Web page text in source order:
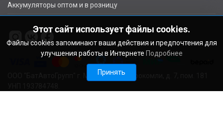
Аккумуляторы оптом и в розницу
ООО "БатАвтоГрупп" г. Минск, ул. В. Сырокомли, д. 7, пом. 181
Этот сайт использует файлы cookies.
Файлы cookies запоминают ваши действия и предпочтения для
улучшения работы в Интернете Подробнее
Принять